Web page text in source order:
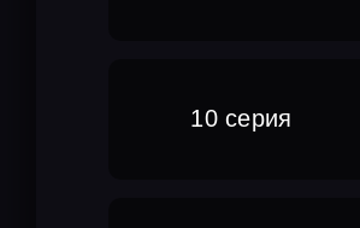
10 серия